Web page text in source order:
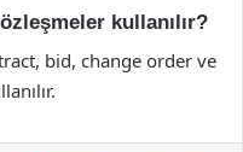
kullanılır?
bid, change order ve